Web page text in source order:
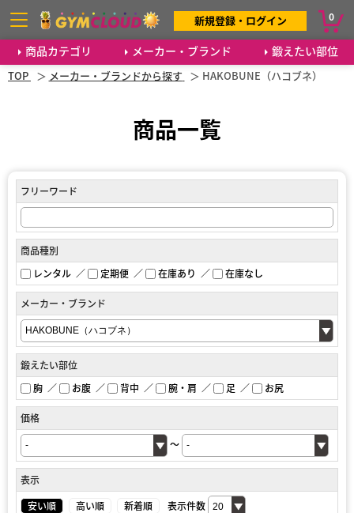
商品カテゴリ メーカー・ブランド 鍛えたい部位
新規登録・ログイン 0
TOP メーカー・ブランドから探す HAKOBUNE（ハコブネ）
商品一覧
フリーワード
商品種別
レンタル
定期便 在庫あり 在庫なし
メーカー・ブランド
鍛えたい部位
胸
お腹 背中 腕・肩 足 お尻
価格
～
表示
安い順
高い順 新着順 表示件数